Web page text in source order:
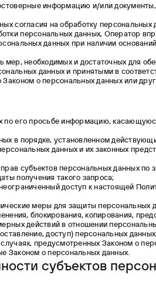
информацию и/или
согласия на обработку персональных
персональных данных, Оператор
данных при наличии
мер, необходимых и достаточных для
данных и принятыми в
о персональных данных или
по его просьбе информацию,
в порядке, установленном
данных и их законных
субъектов персональных данных по
получения такого запроса;
доступ к настоящей
меры для защиты персональных
блокирования, копирования,
действий в отношении
доступ) персональных
предусмотренных Законом о
Законом о персональных данных.
субъектов